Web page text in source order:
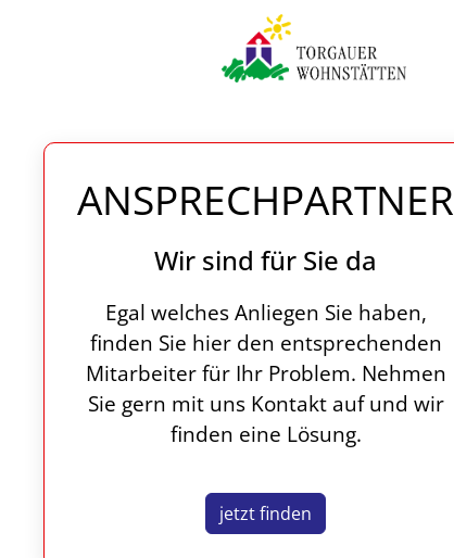
ANSPRECHPARTNER
Wir sind für Sie da
Egal welches Anliegen Sie haben,
finden Sie hier den entsprechenden
Mitarbeiter für Ihr Problem. Nehmen
Sie gern mit uns Kontakt auf und wir
finden eine Lösung.
jetzt finden